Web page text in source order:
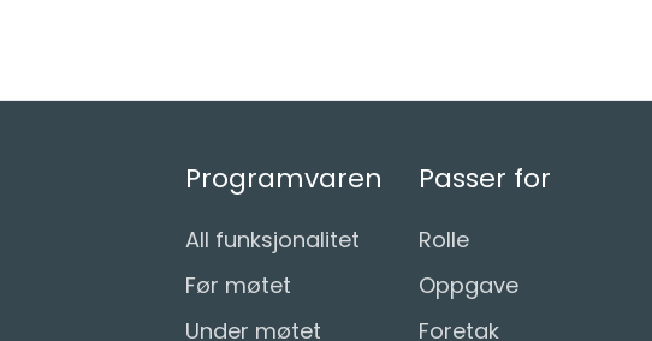
Programvaren
All funksjonalitet
Før møtet
Under møtet
Passer for
Rolle
Oppgave
Foretak